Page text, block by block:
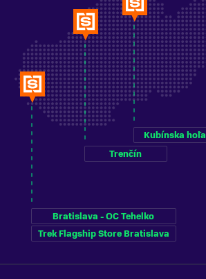
Bratislava - OC Tehelko
Trek Flagship Store Bratislava
Trenčín
Kubínska hoľa